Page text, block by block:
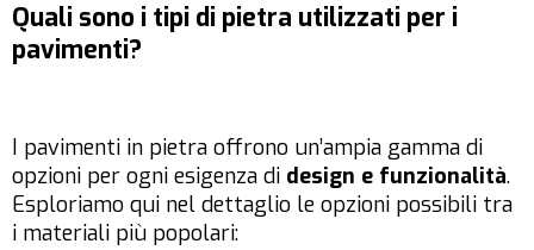
Quali sono i tipi di pietra utilizzati per i
pavimenti?
I pavimenti in pietra offrono un’ampia gamma di
opzioni per ogni esigenza di design e funzionalità.
Esploriamo qui nel dettaglio le opzioni possibili tra
i materiali più popolari: